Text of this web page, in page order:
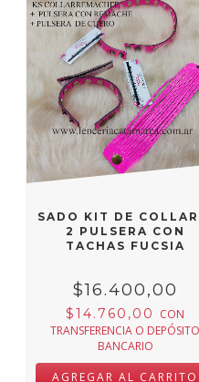
SADO KIT DE COLLAR
2 PULSERA CON
TACHAS FUCSIA
$16.400,00
$14.760,00 CON
TRANSFERENCIA O DEPÓSITO
BANCARIO